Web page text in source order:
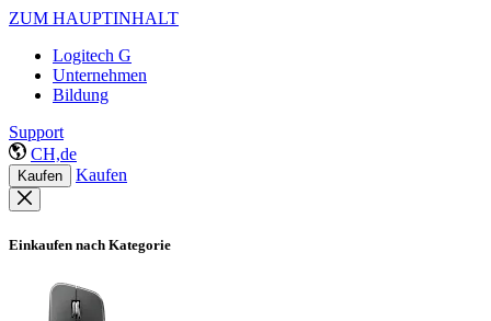
ZUM HAUPTINHALT
Logitech G
Unternehmen
Bildung
Support
CH,de
Kaufen Kaufen
Einkaufen nach Kategorie